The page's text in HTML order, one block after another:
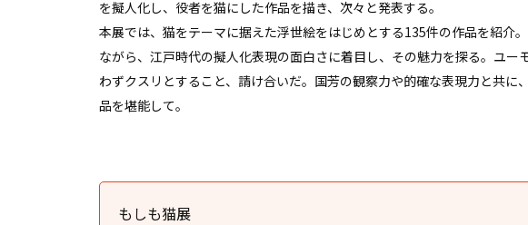
を擬人化し、役者を猫にした作品を描き、次々と発表する。
本展では、猫をテーマに据えた浮世絵をはじめとする135件の作品を紹介
ながら、江戸時代の擬人化表現の面白さに着目し、その魅力を探る。ユー
わずクスリとすること、請け合いだ。国芳の観察力や的確な表現力と共に
品を堪能して。
もしも猫展